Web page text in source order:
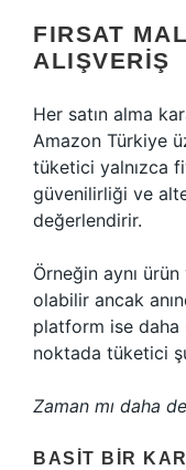
FIRSAT
ALIŞVERIŞ
Her satın alma
Amazon Türkiye
tüketici yalnızca
güvenilirliği ve
değerlendirir.
Örneğin aynı
olabilir ancak
platform ise daha
noktada tüketici
Zaman mı daha
BASIT BIR